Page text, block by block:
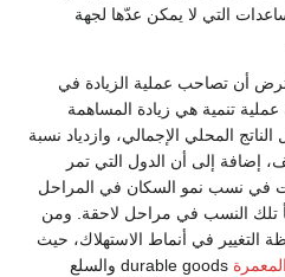
التي لا يمكن عدّها لجهة
أن تصاحب عملية الزيادة في
تنمية هي زيادة المساهمة
المحلي الإجمالي، وازدياد نسبة
إضافة إلى أن الدول التي تمر
في نسب نمو السكان في المراحل
تلك النسب في مراحل لاحقة. ومن
التغيير في أنماط الاستهلاك، حيث
durable goods والسلع